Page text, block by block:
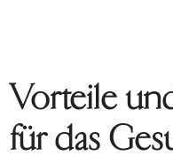
Vorteile
für das